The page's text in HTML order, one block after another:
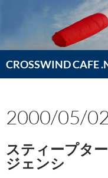
ン
ツ
へ
ッ
CROSSWIND CAFE
索
2000/05/
スティープタ
ジェンシ